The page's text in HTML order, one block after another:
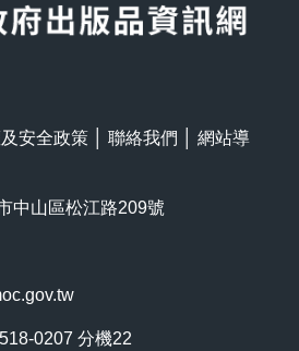
安全政策 聯絡我們
網站導
中山區松江路209號
0207 分機22